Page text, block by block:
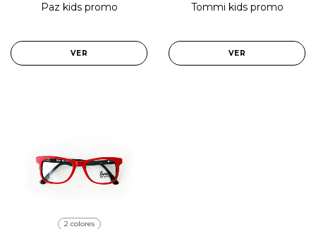
Paz kids promo
VER
Tommi kids promo
VER
2 colores